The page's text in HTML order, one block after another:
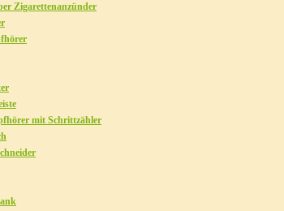
Zigarettenanzünder
mit Schrittzähler